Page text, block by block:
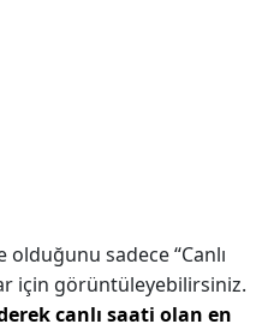
olduğunu sadece “Canlı
için görüntüleyebilirsiniz.
canlı saati olan en